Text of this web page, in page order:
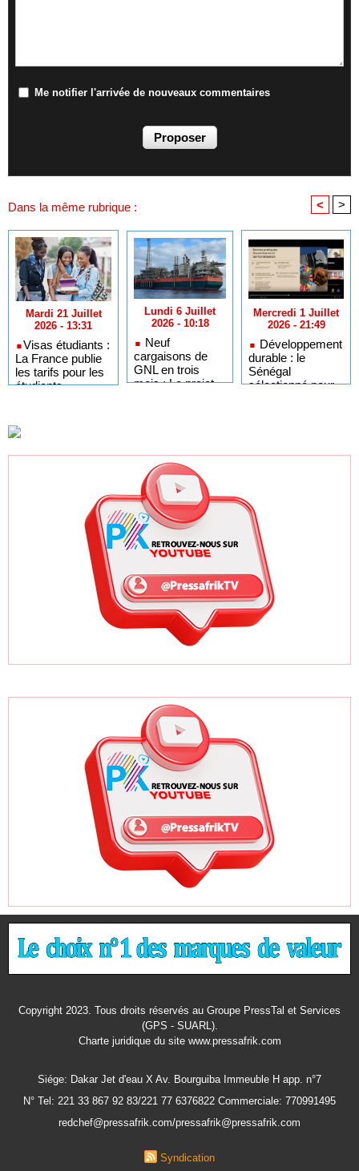
Me notifier l'arrivée de nouveaux commentaires
Dans la même rubrique : < >
Mardi 21 Juillet
2026 - 13:31
​Visas étudiants :
La France publie
les tarifs pour les
étudiants
africains
Lundi 6 Juillet
2026 - 10:18
Neuf
cargaisons de
GNL en trois
mois : Le projet
Mercredi 1 Juillet
2026 - 21:49
Développement
durable : le
Sénégal
sélectionné pour
ODD
Copyright 2023. Tous droits réservés au Groupe PressTal et Services
(GPS - SUARL).
Charte juridiquedu site www.pressafrik.com
Siége: Dakar Jet d'eau X Av. Bourguiba Immeuble H app. n°7
N° Tel: 221 33 867 92 83/221 77 6376822 Commerciale: 770991495
redchef@pressafrik.com/pressafrik@pressafrik.com
Syndication